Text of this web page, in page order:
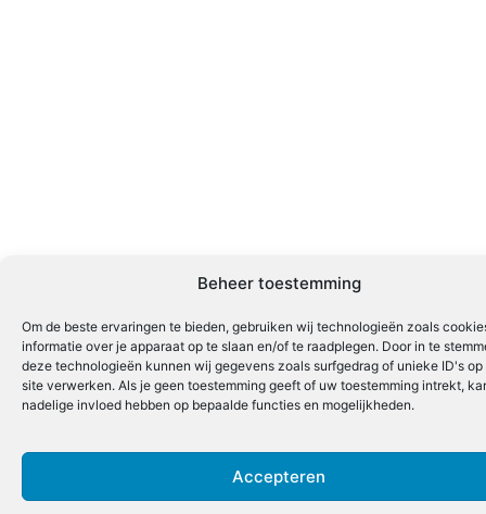
Beheer toestemming
Om de beste ervaringen te bieden, gebruiken wij technologieën zoals
informatie over je apparaat op te slaan en/of te raadplegen. Door in te
deze technologieën kunnen wij gegevens zoals surfgedrag of unieke ID's op
site verwerken. Als je geen toestemming geeft of uw toestemming intrekt,
nadelige invloed hebben op bepaalde functies en mogelijkheden.
Accepteren